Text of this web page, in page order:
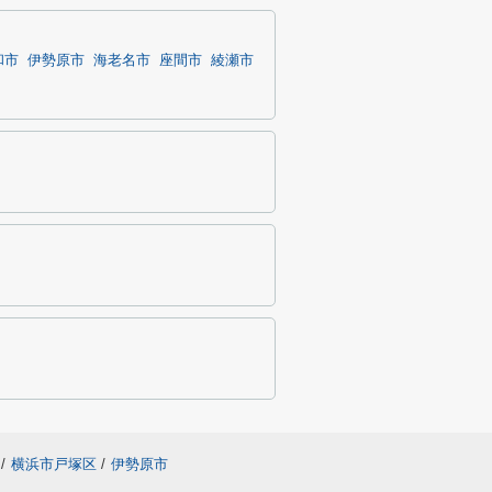
市 伊勢原市 海老名市 座間市 綾瀬市
/ 横浜市戸塚区 / 伊勢原市